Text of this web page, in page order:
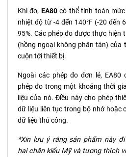
Khi đo, EA80có thể tính toán mức
nhiệt độ từ -4 đến 140°F (-20 đến
95%. Các phép đo được thực hiện
(hồng ngoại không phân tán) của
cuộn tới thiết bị.
Ngoài các phép đo đơn lẻ, EA80
phép đo trong một khoảng thời
liệu của nó. Điều này cho phép
dữ liệu liên tục trong bộ nhớ hoặc
dữ liệu thủ công.
*Xin lưu ý rằng sản phẩm này
hai chân kiểu Mỹ và tương thích